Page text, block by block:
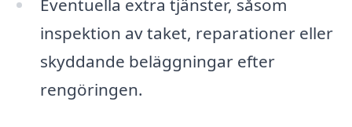
Eventuella extra tjänster, såsom
inspektion av taket, reparationer eller
skyddande beläggningar efter
rengöringen.